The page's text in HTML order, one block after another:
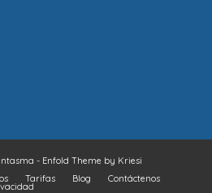
- Enfold Theme by Kriesi
Tarifas Blog Contáctenos